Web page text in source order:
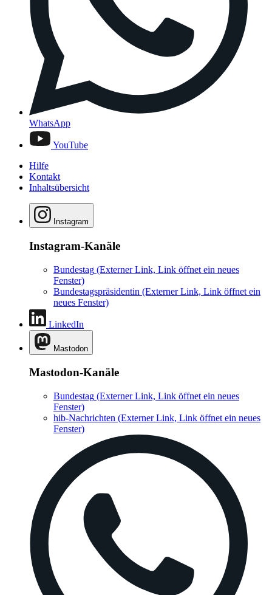
WhatsApp
YouTube
Hilfe
Kontakt
Inhaltsübersicht
Instagram
Instagram-Kanäle
Bundestag (Externer Link, Link öffnet ein neues
Fenster)
Bundestagspräsidentin (Externer Link, Link öffnet ein
neues Fenster)
LinkedIn
Mastodon
Mastodon-Kanäle
Bundestag (Externer Link, Link öffnet ein neues
Fenster)
hib-Nachrichten (Externer Link, Link öffnet ein neues
Fenster)